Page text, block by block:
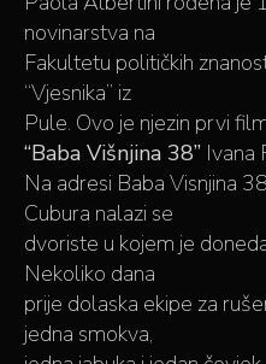
novinarstva na
Fakultetu političkih
“Vjesnika” iz
Pule. Ovo je njezin prvi
“Baba Višnjina 38” Ivana
Na adresi Baba Visnjina
Cubura nalazi se
dvoriste u kojem je
Nekoliko dana
prije dolaska ekipe za
jedna smokva,